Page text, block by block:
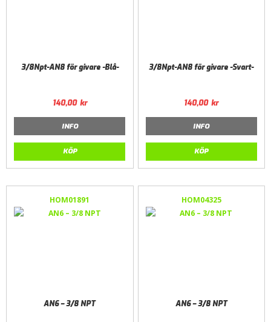
3/8Npt-AN8 för givare -Blå-
140,00 kr
INFO
KÖP
3/8Npt-AN8 för givare -Svart-
140,00 kr
INFO
KÖP
HOM01891
AN6 – 3/8 NPT
HOM04325
AN6 – 3/8 NPT